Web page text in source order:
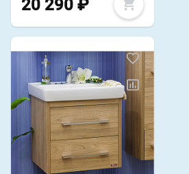
20 290 ₽